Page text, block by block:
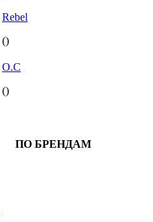
Rebel
()
O.C
()
ПО БРЕНДАМ